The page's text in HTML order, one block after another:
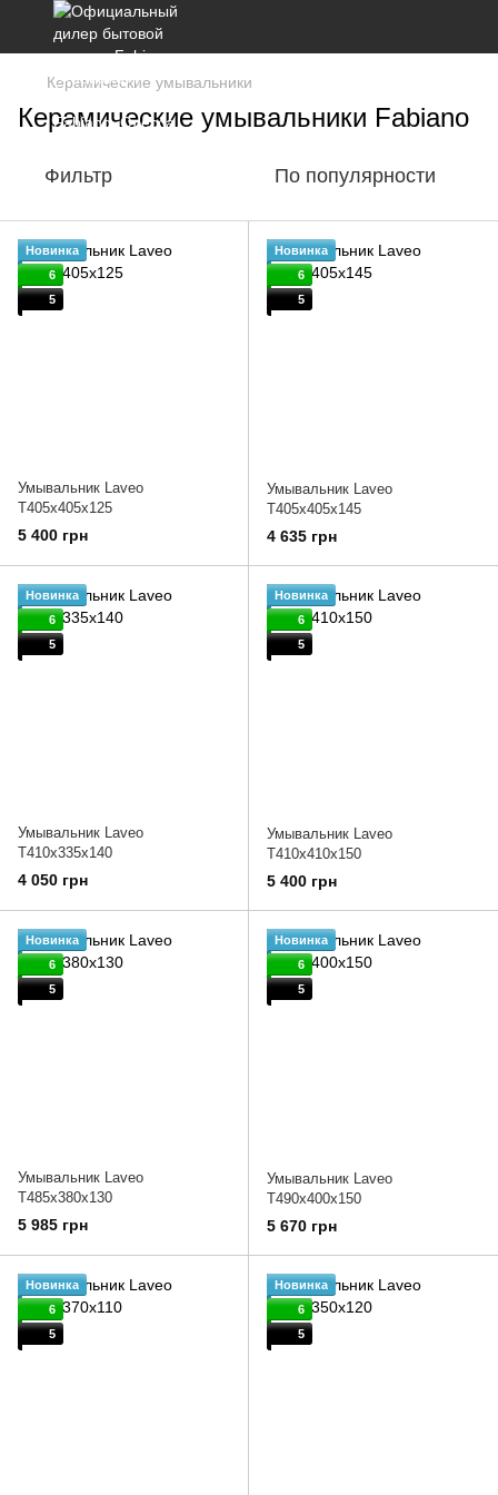
Керамические умывальники
Керамические умывальники Fabiano
Фильтр По популярности
Новинка
6
5
Умывальник Laveo
T405x405x125
5 400 грн
Новинка
6
5
Умывальник Laveo
T405x405x145
4 635 грн
Новинка
6
5
Умывальник Laveo
T410x335x140
4 050 грн
Новинка
6
5
Умывальник Laveo
T410x410x150
5 400 грн
Новинка
6
5
Умывальник Laveo
T485x380x130
5 985 грн
Новинка
6
5
Умывальник Laveo
T490x400x150
5 670 грн
Новинка
6
5
Новинка
6
5